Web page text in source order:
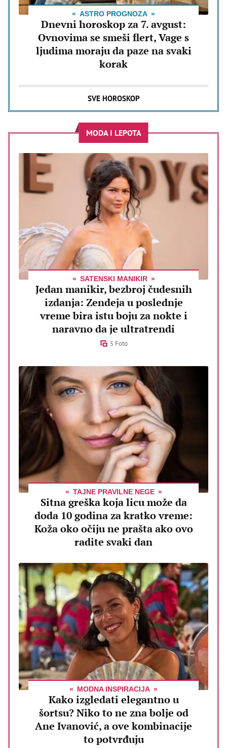
ASTRO PROGNOZA
Dnevni horoskop za 7. avgust:
Ovnovima se smeši flert, Vage s
ljudima moraju da paze na svaki
korak
SVE HOROSKOP
MODA I LEPOTA
SATENSKI MANIKIR
Jedan manikir, bezbroj čudesnih
izdanja: Zendeja u poslednje
vreme bira istu boju za nokte i
naravno da je ultratrendi
5 Foto
TAJNE PRAVILNE NEGE
Sitna greška koja licu može da
doda 10 godina za kratko vreme:
Koža oko očiju ne prašta ako ovo
radite svaki dan
MODNA INSPIRACIJA
Kako izgledati elegantno u
šortsu? Niko to ne zna bolje od
Ane Ivanović, a ove kombinacije
to potvrđuju